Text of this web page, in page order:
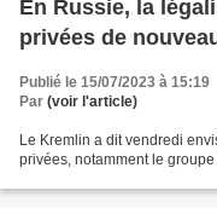
En Russie, la
privées de
Publié le 15/07/2023 à 15:19
Par (voir l'article)
Le Kremlin a dit vendredi
privées, notamment le groupe